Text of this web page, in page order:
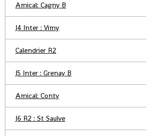
Amical: Cagny B
J4 Inter : Vimy
Calendrier R2
J5 Inter : Grenay B
Amical: Conty
J6 R2 : St Saulve